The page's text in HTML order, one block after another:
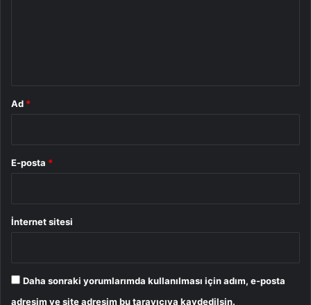
Ad *
E-posta *
İnternet sitesi
Daha sonraki yorumlarımda kullanılması için adım, e-posta
adresim ve site adresim bu tarayıcıya kaydedilsin.